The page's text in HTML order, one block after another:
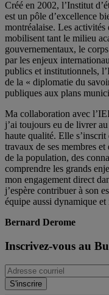
Créé en 2002, l’Institut
est un pôle d’excellence
montréalaise. Les activités
mobilisent tant le milieu
gouvernementaux, le
par les enjeux
publics et institutionnels,
de la « diplomatie du
publiques aux plans
Ma collaboration avec
j’ai toujours eu de livrer
haute qualité. Elle s’inscrit
travaux de ses membres
de la population, des
comprendre les grands
mon engagement direct
j’espère contribuer à son
équipe aussi dynamique
Bernard Derome
Inscrivez-vous au